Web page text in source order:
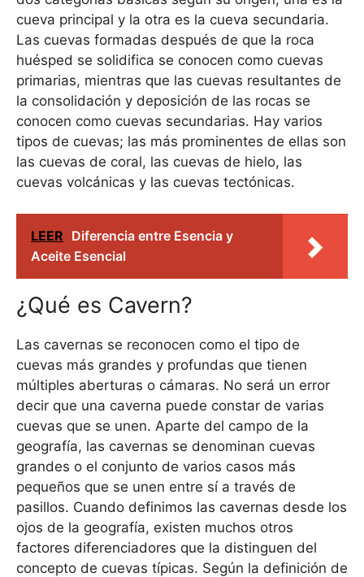
cueva principal y la otra es la cueva secundaria.
Las cuevas formadas después de que la roca
huésped se solidifica se conocen como cuevas
primarias, mientras que las cuevas resultantes de
la consolidación y deposición de las rocas se
conocen como cuevas secundarias. Hay varios
tipos de cuevas; las más prominentes de ellas son
las cuevas de coral, las cuevas de hielo, las
cuevas volcánicas y las cuevas tectónicas.
LEER Diferencia entre Esencia y
Aceite Esencial
¿Qué es Cavern?
Las cavernas se reconocen como el tipo de
cuevas más grandes y profundas que tienen
múltiples aberturas o cámaras. No será un error
decir que una caverna puede constar de varias
cuevas que se unen. Aparte del campo de la
geografía, las cavernas se denominan cuevas
grandes o el conjunto de varios casos más
pequeños que se unen entre sí a través de
pasillos. Cuando definimos las cavernas desde los
ojos de la geografía, existen muchos otros
factores diferenciadores que la distinguen del
concepto de cuevas típicas. Según la definición de